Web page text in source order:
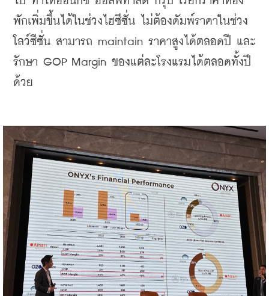
พักเพิ่มขึ้นได้ในช่วงไฮซีซั่น ไม่ต้องดัมพ์ราคาในช่วง
โลว์ซีซั่น สามารถ maintain ราคาสูงได้ตลอดปี และ
รักษา GOP Margin ของแต่ละโรงแรมได้ตลอดทั้งปี
ด้วย